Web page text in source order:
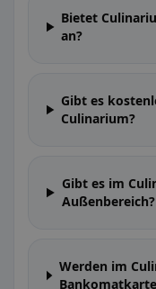
Bietet
an?
Gibt es
Culinarium?
Gibt es im
Außenbereich?
Werden im